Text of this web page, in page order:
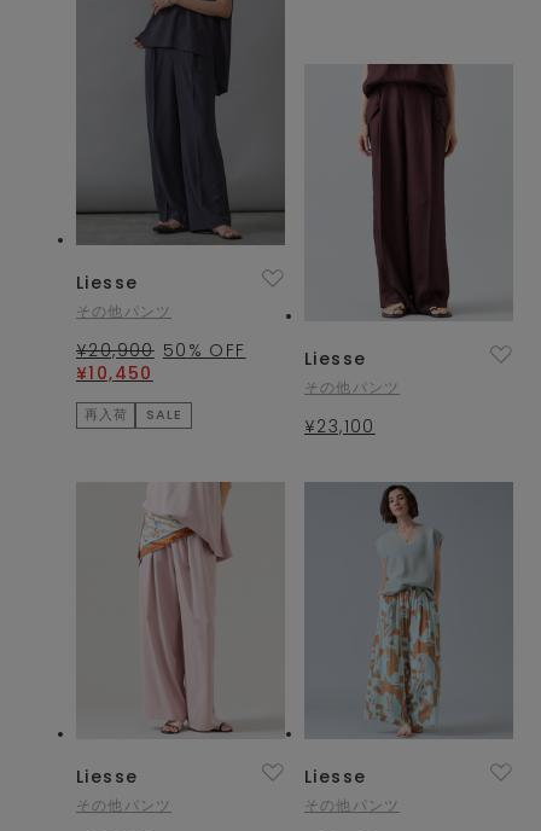
Liesse
その他パンツ
¥20,900 50 % OFF
¥10,450
再入荷 SALE
Liesse
その他パンツ
¥23,100
Liesse
その他パンツ
Liesse
その他パンツ